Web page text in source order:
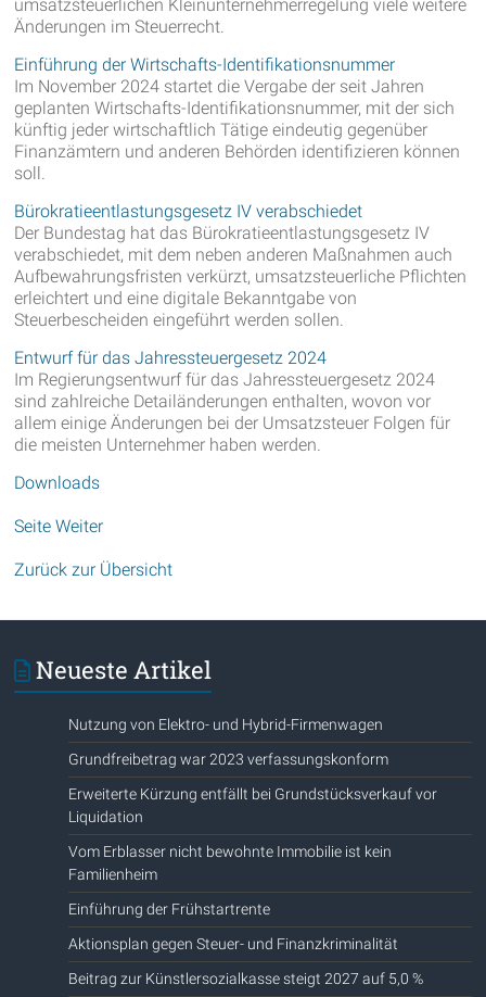
umsatzsteuerlichen Kleinunternehmerregelung viele weitere
Änderungen im Steuerrecht.
Einführung der Wirtschafts-Identifikationsnummer
Im November 2024 startet die Vergabe der seit Jahren
geplanten Wirtschafts-Identifikationsnummer, mit der sich
künftig jeder wirtschaftlich Tätige eindeutig gegenüber
Finanzämtern und anderen Behörden identifizieren können
soll.
Bürokratieentlastungsgesetz IV verabschiedet
Der Bundestag hat das Bürokratieentlastungsgesetz IV
verabschiedet, mit dem neben anderen Maßnahmen auch
Aufbewahrungsfristen verkürzt, umsatzsteuerliche Pflichten
erleichtert und eine digitale Bekanntgabe von
Steuerbescheiden eingeführt werden sollen.
Entwurf für das Jahressteuergesetz 2024
Im Regierungsentwurf für das Jahressteuergesetz 2024
sind zahlreiche Detailänderungen enthalten, wovon vor
allem einige Änderungen bei der Umsatzsteuer Folgen für
die meisten Unternehmer haben werden.
Downloads
Seite Weiter
Zurück zur Übersicht
Neueste Artikel
Nutzung von Elektro- und Hybrid-Firmenwagen
Grundfreibetrag war 2023 verfassungskonform
Erweiterte Kürzung entfällt bei Grundstücksverkauf vor
Liquidation
Vom Erblasser nicht bewohnte Immobilie ist kein
Familienheim
Einführung der Frühstartrente
Aktionsplan gegen Steuer- und Finanzkriminalität
Beitrag zur Künstlersozialkasse steigt 2027 auf 5,0 %